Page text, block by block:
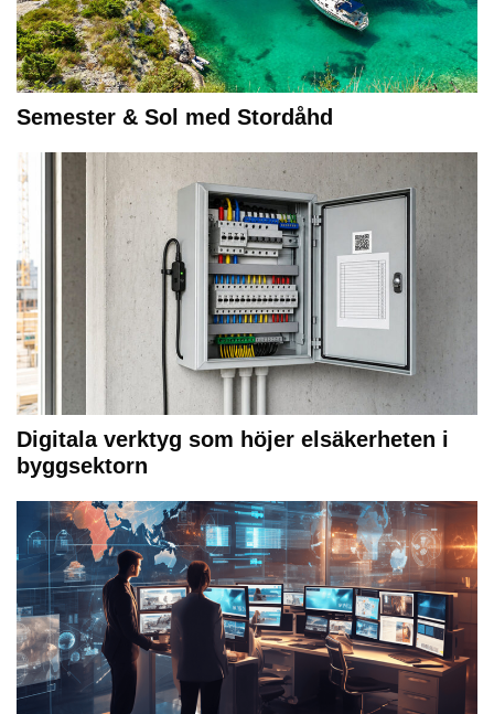
Semester & Sol med Stordåhd
Digitala verktyg som höjer elsäkerheten i
byggsektorn